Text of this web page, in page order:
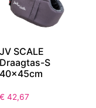
JV SCALE
Draagtas-S
40x45cm
€ 42,67